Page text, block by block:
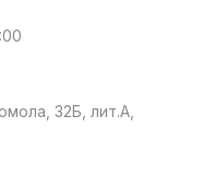
32Б, лит.А,